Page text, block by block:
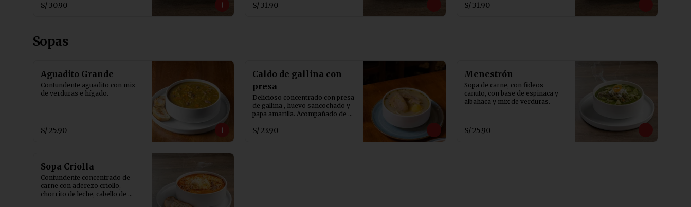
S/ 30.90 S/ 31.90 S/ 31.90
Sopas
Aguadito Grande
Contundente aguadito con mix
de verduras e hígado.
S/ 25.90
Caldo de gallina con
presa
Delicioso concentrado con presa
de gallina , huevo sancochado y
papa amarilla. Acompañado de
canchita serrana.
S/ 23.90
Menestrón
Sopa de carne, con fideos
canuto, con base de espinaca y
albahaca y mix de verduras.
S/ 25.90
Sopa Criolla
Contundente concentrado de
carne con aderezo criollo,
chorrito de leche, cabello de